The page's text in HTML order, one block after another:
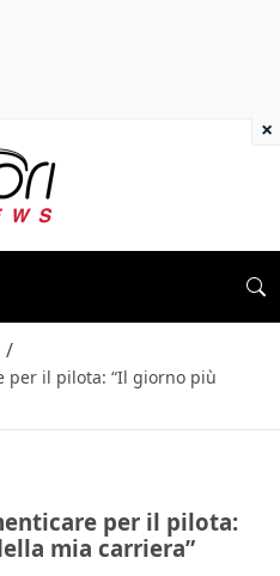
/
per il pilota: “Il giorno più
per il pilota:
mia carriera”
×